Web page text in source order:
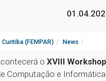
Curitiba (FEMPAR) News
o XVIII
Computação e